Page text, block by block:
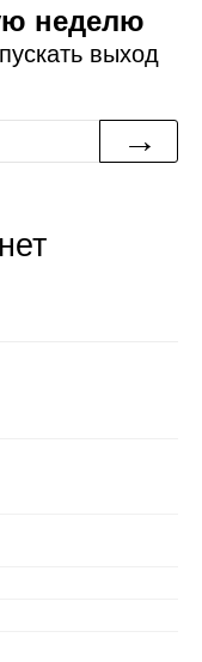
неделю
выход
→